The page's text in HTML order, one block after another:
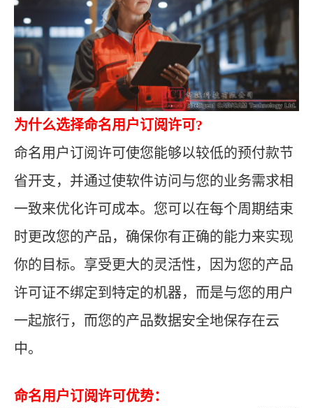
为什么选择命名用户订阅许可?
命名用户订阅许可使您能够以较低的预付款节
省开支，并通过使软件访问与您的业务需求相
一致来优化许可成本。您可以在每个周期结束
时更改您的产品，确保你有正确的能力来实现
你的目标。享受更大的灵活性，因为您的产品
许可证不绑定到特定的机器，而是与您的用户
一起旅行，而您的产品数据安全地保存在云
中。
命名用户订阅许可优势：